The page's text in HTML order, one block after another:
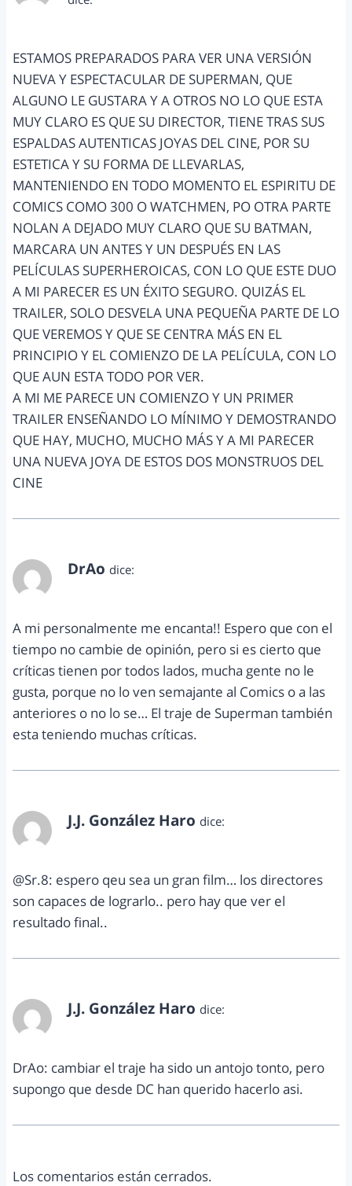
ESTAMOS PREPARADOS PARA VER UNA VERSIÓN
NUEVA Y ESPECTACULAR DE SUPERMAN, QUE
ALGUNO LE GUSTARA Y A OTROS NO LO QUE ESTA
MUY CLARO ES QUE SU DIRECTOR, TIENE TRAS SUS
ESPALDAS AUTENTICAS JOYAS DEL CINE, POR SU
ESTETICA Y SU FORMA DE LLEVARLAS,
MANTENIENDO EN TODO MOMENTO EL ESPIRITU DE
COMICS COMO 300 O WATCHMEN, PO OTRA PARTE
NOLAN A DEJADO MUY CLARO QUE SU BATMAN,
MARCARA UN ANTES Y UN DESPUÉS EN LAS
PELÍCULAS SUPERHEROICAS, CON LO QUE ESTE DUO
A MI PARECER ES UN ÉXITO SEGURO. QUIZÁS EL
TRAILER, SOLO DESVELA UNA PEQUEÑA PARTE DE LO
QUE VEREMOS Y QUE SE CENTRA MÁS EN EL
PRINCIPIO Y EL COMIENZO DE LA PELÍCULA, CON LO
QUE AUN ESTA TODO POR VER.
A MI ME PARECE UN COMIENZO Y UN PRIMER
TRAILER ENSEÑANDO LO MÍNIMO Y DEMOSTRANDO
QUE HAY, MUCHO, MUCHO MÁS Y A MI PARECER
UNA NUEVA JOYA DE ESTOS DOS MONSTRUOS DEL
CINE
DrAo dice:
A mi personalmente me encanta!! Espero que con el
tiempo no cambie de opinión, pero si es cierto que
críticas tienen por todos lados, mucha gente no le
gusta, porque no lo ven semajante al Comics o a las
anteriores o no lo se… El traje de Superman también
esta teniendo muchas críticas.
J.J. González Haro dice:
@Sr.8: espero qeu sea un gran film… los directores
son capaces de lograrlo.. pero hay que ver el
resultado final..
J.J. González Haro dice:
DrAo: cambiar el traje ha sido un antojo tonto, pero
supongo que desde DC han querido hacerlo asi.
Los comentarios están cerrados.